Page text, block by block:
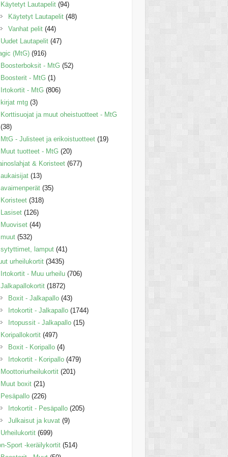
Käytetyt Lautapelit (94)
Käytetyt Lautapelit (48)
Vanhat pelit (44)
Uudet Lautapelit (47)
(MtG) (916)
Boosterboksit - MtG (52)
Boosterit - MtG (1)
Irtokortit - MtG (806)
kirjat mtg (3)
Korttisuojat ja muut oheistuotteet - MtG
(38)
MtG - Julisteet ja erikoistuotteet (19)
Muut tuotteet - MtG (20)
& Koristeet (677)
aukaisijat (13)
avaimenperät (35)
Koristeet (318)
Lasiset (126)
Muoviset (44)
muut (532)
sytyttimet, lamput (41)
urheilukortit (3435)
Irtokortit - Muu urheilu (706)
Jalkapallokortit (1872)
Boxit - Jalkapallo (43)
Irtokortit - Jalkapallo (1744)
Irtopussit - Jalkapallo (15)
Koripallokortit (497)
Boxit - Koripallo (4)
Irtokortit - Koripallo (479)
Moottoriurheilukortit (201)
Muut boxit (21)
Pesäpallo (226)
Irtokortit - Pesäpallo (205)
Julkaisut ja kuvat (9)
Urheilukortit (699)
Sport -keräilykortit (514)